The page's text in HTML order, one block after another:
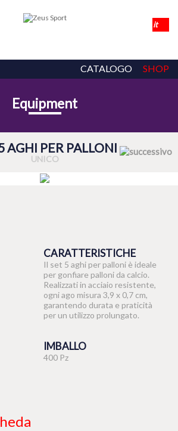
CATALOGO SHOP
Equipment
AGHI PER PALLONI
UNICO
CARATTERISTICHE
Il set 5 aghi per palloni è ideale
per gonfiare palloni da calcio.
Realizzati in acciaio resistente,
ogni ago misura 3,9 x 0,7 cm,
garantendo durata e praticità
per un utilizzo prolungato.
IMBALLO
400 Pz